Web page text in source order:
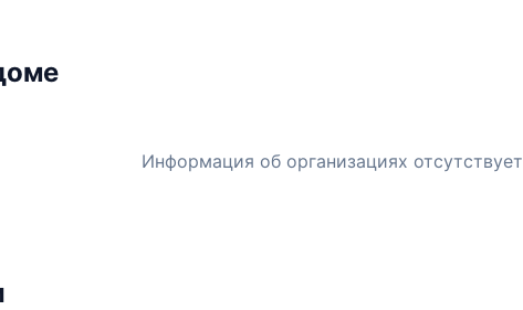
Информация об организациях отсутствует